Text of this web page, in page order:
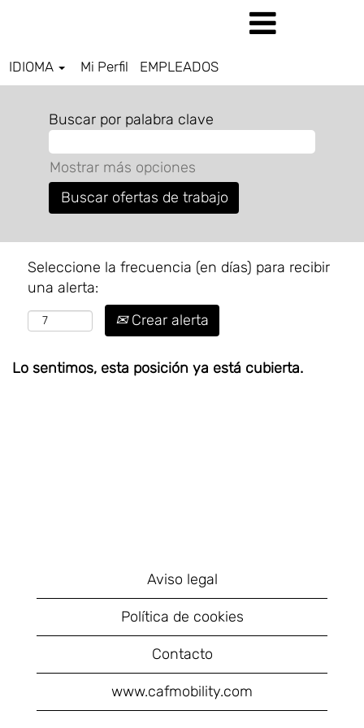
IDIOMA Mi Perfil EMPLEADOS
Buscar por palabra clave
Mostrar más opciones
Seleccione la frecuencia (en días) para recibir
una alerta:
Crear alerta
Lo sentimos, esta posición ya está cubierta.
Aviso legal
Política de cookies
Contacto
www.cafmobility.com